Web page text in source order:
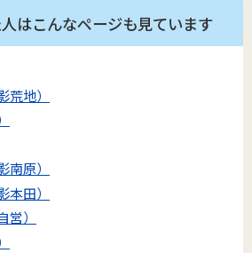
はこんなページも見ています
地）
原）
田）
）